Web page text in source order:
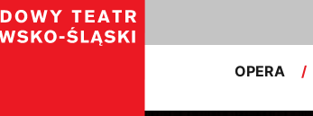
OPERA /